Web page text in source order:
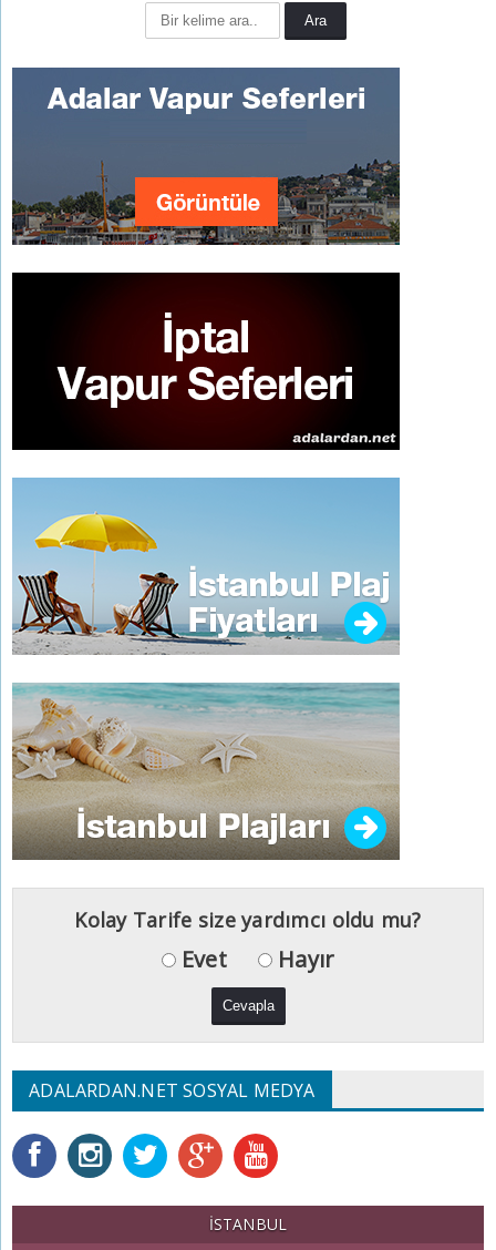
Kolay Tarife size yardımcı oldu mu?
Evet Hayır
ADALARDAN.NET SOSYAL MEDYA
İSTANBUL